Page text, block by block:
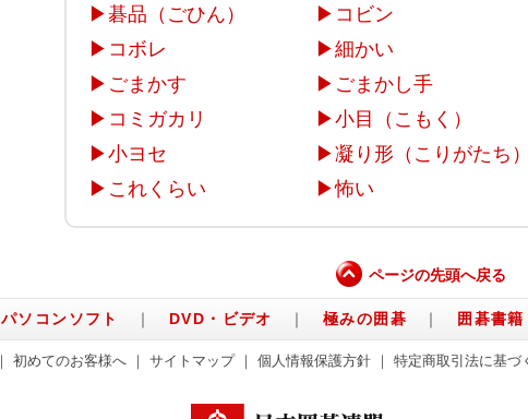
▶碁品（ごひん） ▶ コビン
▶ コボレ ▶細かい
▶ ごまかす ▶ ごまかし手
▶ コミガカリ ▶小目（こもく）
▶小ヨセ ▶凝り形（こりがたち）
▶ これくらい ▶怖い
ページの先頭へ戻る
パソコンソフト ｜ DVD・ビデオ ｜ 極みの囲碁 ｜ 囲碁書籍
初めてのお客様へ｜ サイトマップ｜ 個人情報保護方針｜ 特定商取引法に基づ